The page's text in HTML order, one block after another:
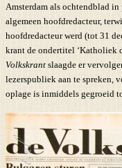
Amsterdam als ochtendblad
algemeen hoofdredacteur,
hoofdredacteur werd (tot 31
krant de ondertitel ‘Katholiek
Volkskrant slaagde er
lezerspubliek aan te spreken,
oplage is inmiddels gegroeid